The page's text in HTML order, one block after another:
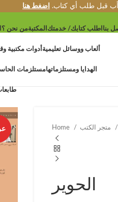
أب قبل طلب أي كتاب. اضغط هنا
من نحن ؟المكتبة اطلب كتابك/ خدمتك بنا
أدوات مكتبية ألعاب ووسائل تعليمية
مستلزماتالهدايا ومستلزماتها
Home
الحوير